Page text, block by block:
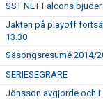
SST NET Falcons bjuder
Jakten på playoff
13.30
Säsongsresumé 2014/
SERIESEGRARE
Jönsson avgjorde och